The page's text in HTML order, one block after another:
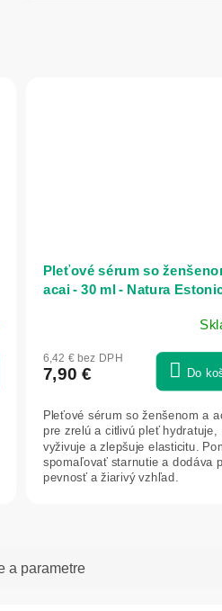
Pleťové sérum so
acai - 30 ml - Natura
6,42 € bez DPH
7,90 € Do
Pleťové sérum so ženšenom a
pre zrelú a citlivú pleť hydratuje,
vyživuje a zlepšuje elasticitu.
spomaľovať starnutie a dodáva
pevnosť a žiarivý vzhľad.
a parametre